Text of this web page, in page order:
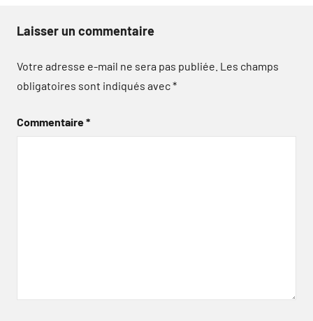
Laisser un commentaire
Votre adresse e-mail ne sera pas publiée. Les champs
obligatoires sont indiqués avec*
Commentaire*